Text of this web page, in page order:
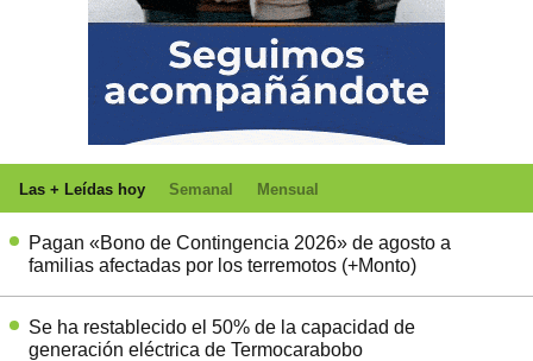
Las + Leídas hoy Semanal Mensual
Pagan «Bono de Contingencia 2026» de agosto a
familias afectadas por los terremotos (+Monto)
Se ha restablecido el 50% de la capacidad de
generación eléctrica de Termocarabobo